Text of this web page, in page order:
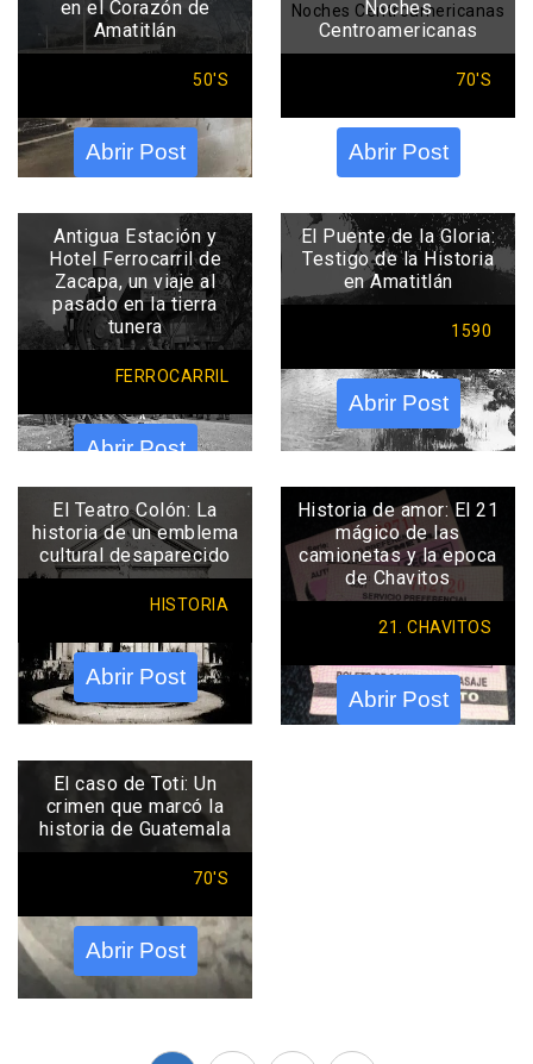
en el Corazón de
Amatitlán
50'S
Abrir Post
Noches
Centroamericanas
70'S
Abrir Post
Antigua Estación y
Hotel Ferrocarril de
Zacapa, un viaje al
pasado en la tierra
tunera
FERROCARRIL
Abrir Post
El Puente de la Gloria:
Testigo de la Historia
en Amatitlán
1590
Abrir Post
El Teatro Colón: La
historia de un emblema
cultural desaparecido
HISTORIA
Abrir Post
Historia de amor: El 21
mágico de las
camionetas y la epoca
de Chavitos
21. CHAVITOS
Abrir Post
El caso de Toti: Un
crimen que marcó la
historia de Guatemala
70'S
Abrir Post